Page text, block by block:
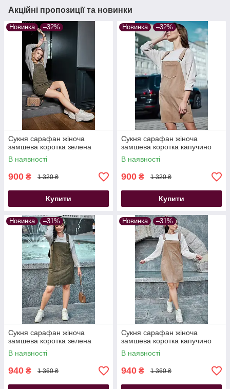
Акційні пропозиції та новинки
Новинка –32%
Сукня сарафан жіноча
замшева коротка зелена
В наявності
900 ₴ 1 320 ₴
Купити
Новинка –32%
Сукня сарафан жіноча
замшева коротка капучино
В наявності
900 ₴ 1 320 ₴
Купити
Новинка –31%
Сукня сарафан жіноча
замшева коротка зелена
В наявності
940 ₴ 1 360 ₴
Новинка –31%
Сукня сарафан жіноча
замшева коротка капучино
В наявності
940 ₴ 1 360 ₴